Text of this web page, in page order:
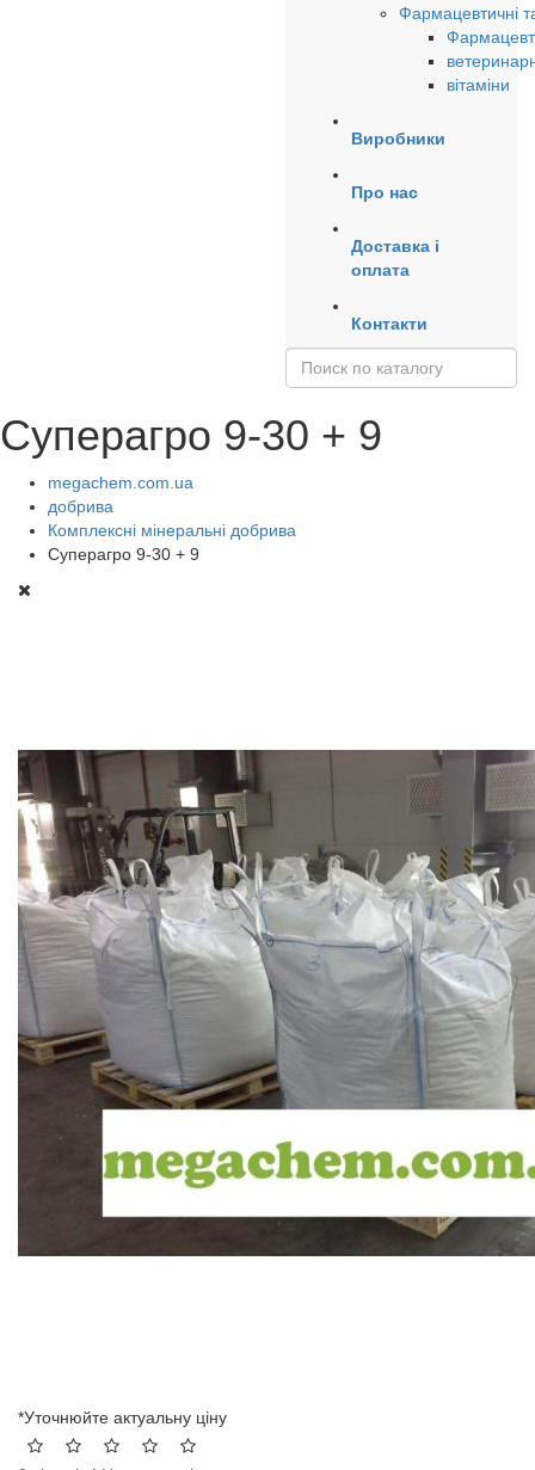
Фармацевтичні
вітаміни
Виробники
Про нас
Доставка і
оплата
Контакти
Суперагро 9-30 + 9
megachem.com.ua
добрива
Комплексні мінеральні добрива
Суперагро 9-30 + 9
*Уточнюйте актуальну ціну